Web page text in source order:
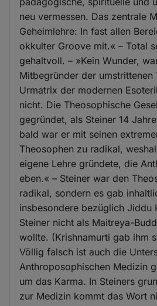
neu vermessen. Das zentrale
Geheimlehre: In fast allen
okkulter Groove mit.« – Total
gehaltvoll. – »Kein Wunder,
Mitbegründer der umstrittenen
Urmatrix der modernen
nicht. Die Theosophische
gegründet, als Steiner 14
bald war er mit seinen
Theosophen zu radikal,
eigene Lehre gründete, die
eben.« – Steiner war den
radikal, sondern es gab
insbesondere bezüglich Jiddu
Steiner nicht als Maitreya-
wollte. (Krishnamurti gab ihm
Völlig falsch ist auch die
Anthroposophischen Medizin
um das Karma. In Steiners
zur Medizin kommt das Wort